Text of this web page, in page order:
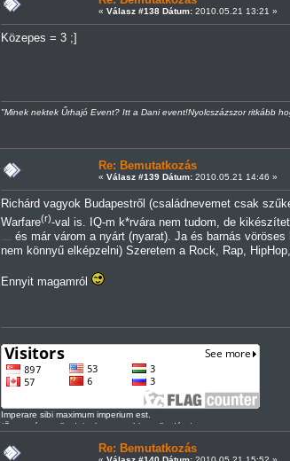
« Válasz #138 Dátum:2010.05.21 13:21 »
Közepes = 3 ;]
"Minek nektek Űrhajó Event? Itt a Dani event!Nyolcszázszor ritkább
Re: Bemutatkozás
« Válasz #139 Dátum:2010.05.21 14:46 »
Richárd vagyok Budapestről (családnevemet csak
Warfare(r)-val is. IQ-m k*rvára nem tudom, de
és már várom a nyárt (nyarat). Ja és barnás
nem könnyű elképzelni) Szeretem a Rock, Rap,
Ennyit magamról
Imperare sibi maximum imperium est.
/Önmagán uralkodni a legnagyobb uralkodás./
Re: Bemutatkozás